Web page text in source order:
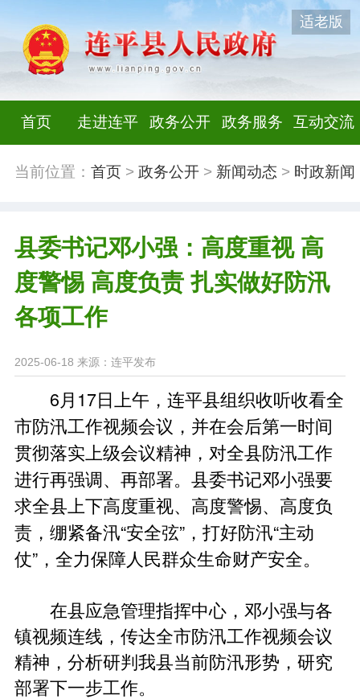
适老版
首页 走进连平 政务公开 政务服务 互动交流
当前位置： 首页> 政务公开> 新闻动态 > 时政新闻
县委书记邓小强：高度重视 高
度警惕 高度负责 扎实做好防汛
各项工作
2025-06-18 来源：连平发布
6月17日上午，连平县组织收听收看全
市防汛工作视频会议，并在会后第一时间
贯彻落实上级会议精神，对全县防汛工作
进行再强调、再部署。县委书记邓小强要
求全县上下高度重视、高度警惕、高度负
责，绷紧备汛“安全弦”，打好防汛“主动
仗”，全力保障人民群众生命财产安全。
在县应急管理指挥中心，邓小强与各
镇视频连线，传达全市防汛工作视频会议
精神，分析研判我县当前防汛形势，研究
部署下一步工作。